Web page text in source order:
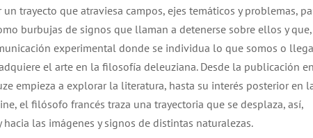
trayecto que atraviesa campos, ejes temáticos y problemas,
burbujas de signos que llaman a detenerse sobre ellos y que,
experimental donde se individua lo que somos o
el arte en la filosofía deleuziana. Desde la publicación en
empieza a explorar la literatura, hasta su interés posterior en
el filósofo francés traza una trayectoria que se desplaza, así,
las imágenes y signos de distintas naturalezas.